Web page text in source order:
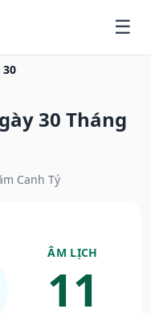
30
30 Tháng
Canh Tý
ÂM LỊCH
11